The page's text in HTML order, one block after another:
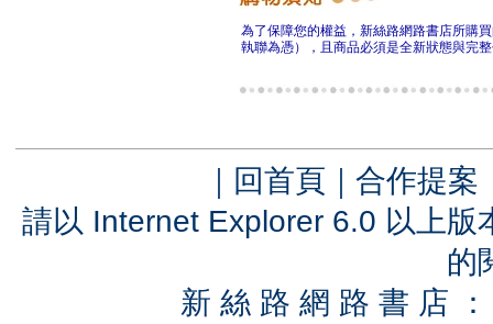
為了保障您的權益，新絲路網路書店所購
執聯為憑），且商品必須是全新狀態與完
｜ 回首頁 ｜ 合作提案
請以 Internet Explorer 6.0 以上
的
新 絲 路 網 路 書 店